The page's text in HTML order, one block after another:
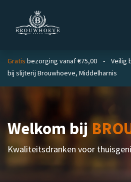
Gratis bezorging vanaf €75,00 -
bij slijterij Brouwhoeve, Middelharnis
Welkom bij
Kwaliteitsdranken voor